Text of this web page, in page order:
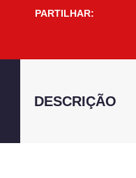
PARTILHAR:
DESCRIÇÃO